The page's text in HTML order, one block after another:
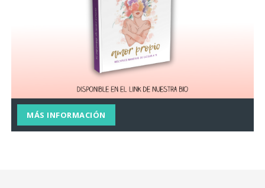
MÁS INFORMACIÓN